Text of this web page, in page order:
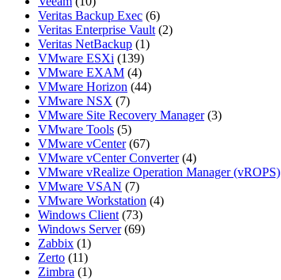
Veritas Backup Exec (6)
Veritas Enterprise Vault (2)
Veritas NetBackup (1)
VMware ESXi (139)
VMware EXAM (4)
VMware Horizon (44)
VMware NSX (7)
VMware Site Recovery Manager(3)
VMware Tools (5)
VMware vCenter(67)
VMware vCenter Converter(4)
VMware vRealize Operation Manager (vROPS)
VMware VSAN (7)
VMware Workstation (4)
Windows Client (73)
Windows Server(69)
Zabbix (1)
Zerto (11)
Zimbra (1)